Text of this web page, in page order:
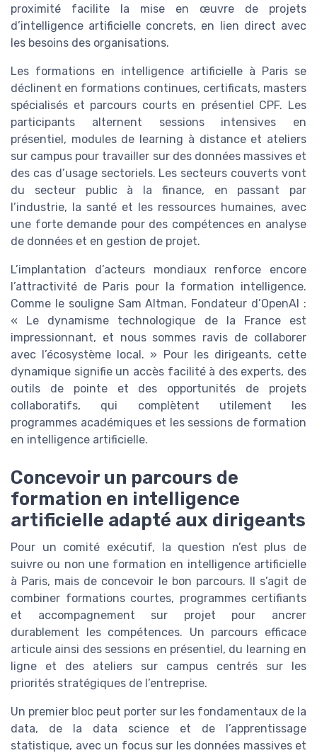
proximité facilite la mise en œuvre de projets
d’intelligence artificielle concrets, en lien direct avec
les besoins des organisations.
Les formations en intelligence artificielle à Paris se
déclinent en formations continues, certificats, masters
spécialisés et parcours courts en présentiel CPF. Les
participants alternent sessions intensives en
présentiel, modules de learning à distance et ateliers
sur campus pour travailler sur des données massives et
des cas d’usage sectoriels. Les secteurs couverts vont
du secteur public à la finance, en passant par
l’industrie, la santé et les ressources humaines, avec
une forte demande pour des compétences en analyse
de données et en gestion de projet.
L’implantation d’acteurs mondiaux renforce encore
l’attractivité de Paris pour la formation intelligence.
Comme le souligne Sam Altman, Fondateur d’OpenAI :
« Le dynamisme technologique de la France est
impressionnant, et nous sommes ravis de collaborer
avec l’écosystème local. » Pour les dirigeants, cette
dynamique signifie un accès facilité à des experts, des
outils de pointe et des opportunités de projets
collaboratifs, qui complètent utilement les
programmes académiques et les sessions de formation
en intelligence artificielle.
Concevoir un parcours de
formation en intelligence
artificielle adapté aux dirigeants
Pour un comité exécutif, la question n’est plus de
suivre ou non une formation en intelligence artificielle
à Paris, mais de concevoir le bon parcours. Il s’agit de
combiner formations courtes, programmes certifiants
et accompagnement sur projet pour ancrer
durablement les compétences. Un parcours efficace
articule ainsi des sessions en présentiel, du learning en
ligne et des ateliers sur campus centrés sur les
priorités stratégiques de l’entreprise.
Un premier bloc peut porter sur les fondamentaux de la
data, de la data science et de l’apprentissage
statistique, avec un focus sur les données massives et